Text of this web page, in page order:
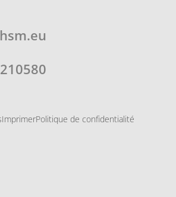
ImprimerPolitique de confidentialité